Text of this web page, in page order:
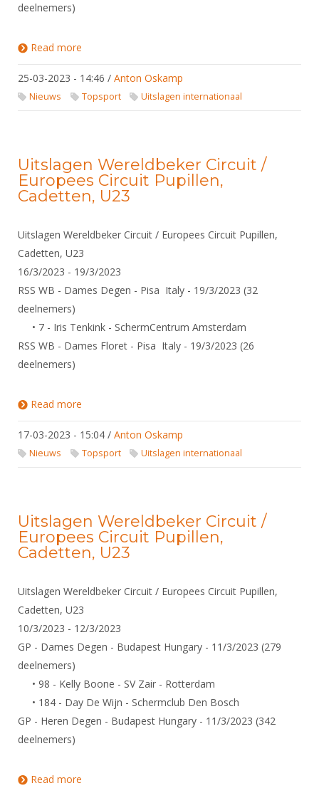
deelnemers)
Read more
25-03-2023 - 14:46 / Anton Oskamp
Nieuws Topsport Uitslagen internationaal
Uitslagen Wereldbeker Circuit /
Europees Circuit Pupillen,
Cadetten, U23
Uitslagen Wereldbeker Circuit / Europees Circuit Pupillen,
Cadetten, U23
16/3/2023 - 19/3/2023
RSS WB - Dames Degen - Pisa Italy - 19/3/2023 (32
deelnemers)
• 7 - Iris Tenkink - SchermCentrum Amsterdam
RSS WB - Dames Floret - Pisa Italy - 19/3/2023 (26
deelnemers)
Read more
17-03-2023 - 15:04 / Anton Oskamp
Nieuws Topsport Uitslagen internationaal
Uitslagen Wereldbeker Circuit /
Europees Circuit Pupillen,
Cadetten, U23
Uitslagen Wereldbeker Circuit / Europees Circuit Pupillen,
Cadetten, U23
10/3/2023 - 12/3/2023
GP - Dames Degen - Budapest Hungary - 11/3/2023 (279
deelnemers)
• 98 - Kelly Boone - SV Zair - Rotterdam
• 184 - Day De Wijn - Schermclub Den Bosch
GP - Heren Degen - Budapest Hungary - 11/3/2023 (342
deelnemers)
Read more